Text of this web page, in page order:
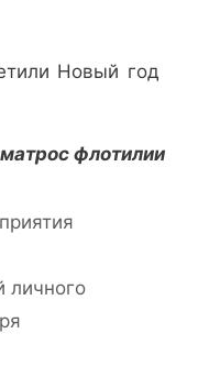
Новый год
флотилии
личного